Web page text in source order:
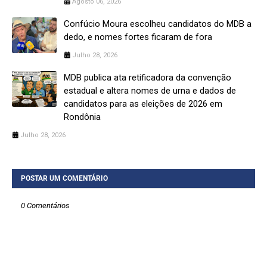
Agosto 06, 2026
Confúcio Moura escolheu candidatos do MDB a
dedo, e nomes fortes ficaram de fora
Julho 28, 2026
MDB publica ata retificadora da convenção
estadual e altera nomes de urna e dados de
candidatos para as eleições de 2026 em
Rondônia
Julho 28, 2026
POSTAR UM COMENTÁRIO
0 Comentários